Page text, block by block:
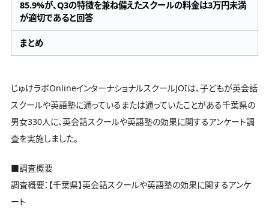
85.9%が、Q3の特徴を兼ね備えたスクールの料金は3万円未満
が適切であると回答
まとめ
じゅけラボOnlineインターナショナルスクールJOIは、子どもが英会話
スクールや英語塾に通っているまたは通っていたことがある千葉県の
男女330人に、英会話スクールや英語塾の効果に関するアンケート調
査を実施しました。
■調査概要
調査概要：【千葉県】英会話スクールや英語塾の効果に関するアンケ
ート